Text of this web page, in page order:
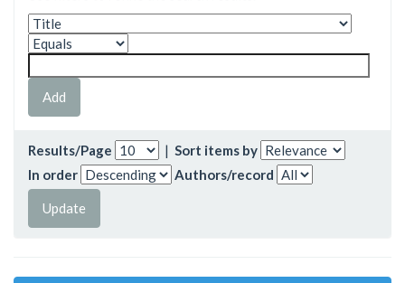
Results/Page | Sort items by
In order
Authors/record